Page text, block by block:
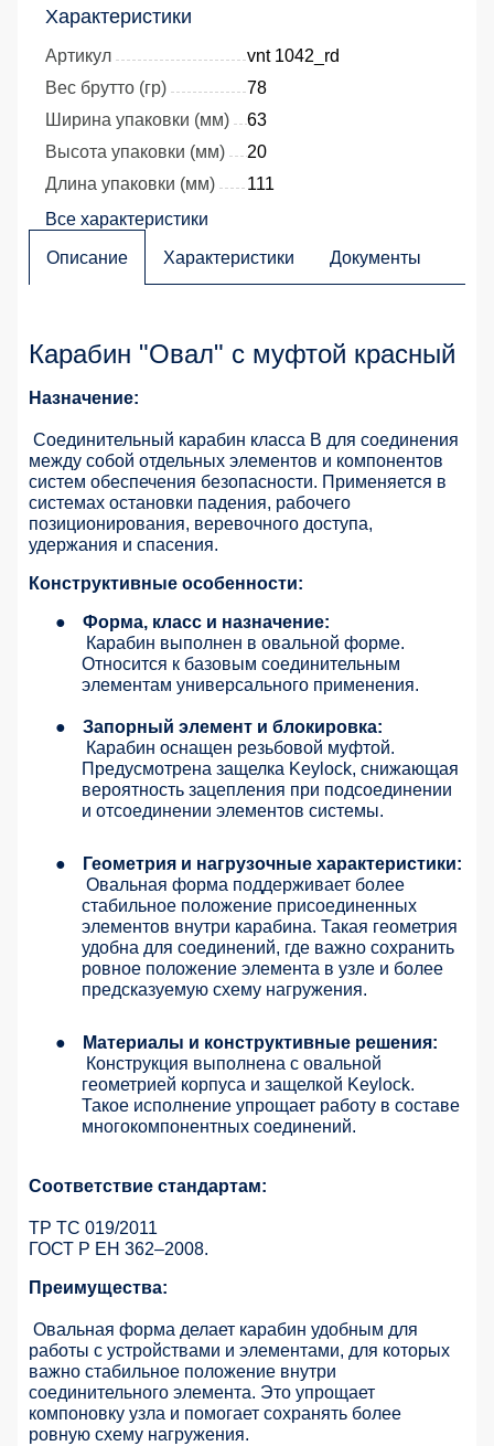
Характеристики
Артикул
vnt 1042_rd
Вес брутто (гр)
78
Ширина упаковки (мм)
63
Высота упаковки (мм)
20
Длина упаковки (мм)
111
Все характеристики
Описание Характеристики Документы
Карабин "Овал" с муфтой красный
Назначение:
Соединительный карабин класса B для соединения
между собой отдельных элементов и компонентов
систем обеспечения безопасности. Применяется в
системах остановки падения, рабочего
позиционирования, веревочного доступа,
удержания и спасения.
Конструктивные особенности:
●
Форма, класс и назначение:
Карабин выполнен в овальной форме.
Относится к базовым соединительным
элементам универсального применения.
●
Запорный элемент и блокировка:
Карабин оснащен резьбовой муфтой.
Предусмотрена защелка Keylock, снижающая
вероятность зацепления при подсоединении
и отсоединении элементов системы.
●
Геометрия и нагрузочные характеристики:
Овальная форма поддерживает более
стабильное положение присоединенных
элементов внутри карабина. Такая геометрия
удобна для соединений, где важно сохранить
ровное положение элемента в узле и более
предсказуемую схему нагружения.
●
Материалы и конструктивные решения:
Конструкция выполнена с овальной
геометрией корпуса и защелкой Keylock.
Такое исполнение упрощает работу в составе
многокомпонентных соединений.
Соответствие стандартам:
ТР ТС 019/2011
ГОСТ Р ЕН 362–2008.
Преимущества:
Овальная форма делает карабин удобным для
работы с устройствами и элементами, для которых
важно стабильное положение внутри
соединительного элемента. Это упрощает
компоновку узла и помогает сохранять более
ровную схему нагружения.